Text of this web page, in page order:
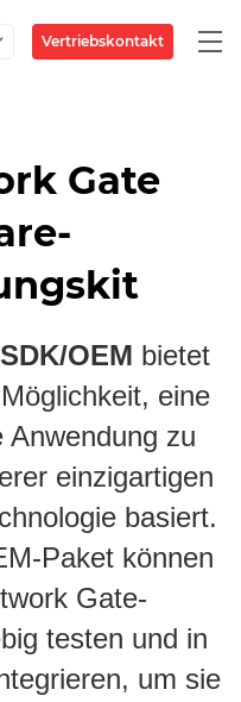
Vertriebskontakt
Gate
OEM bietet
eine
Anwendung zu
einzigartigen
basiert.
Paket können
Gate-
testen und in
um sie